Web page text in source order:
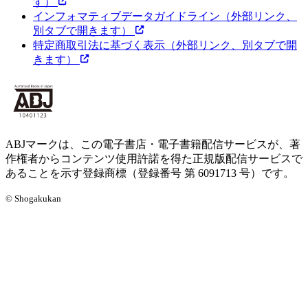
インフォマティブデータガイドライン （外部リンク、
別タブで開きます）
特定商取引法に基づく表示 （外部リンク、別タブで開
きます）
ABJマークは、この電子書店・電子書籍配信サービスが、著
作権者からコンテンツ使用許諾を得た正規版配信サービスで
あることを示す登録商標（登録番号 第 6091713 号）です。
© Shogakukan